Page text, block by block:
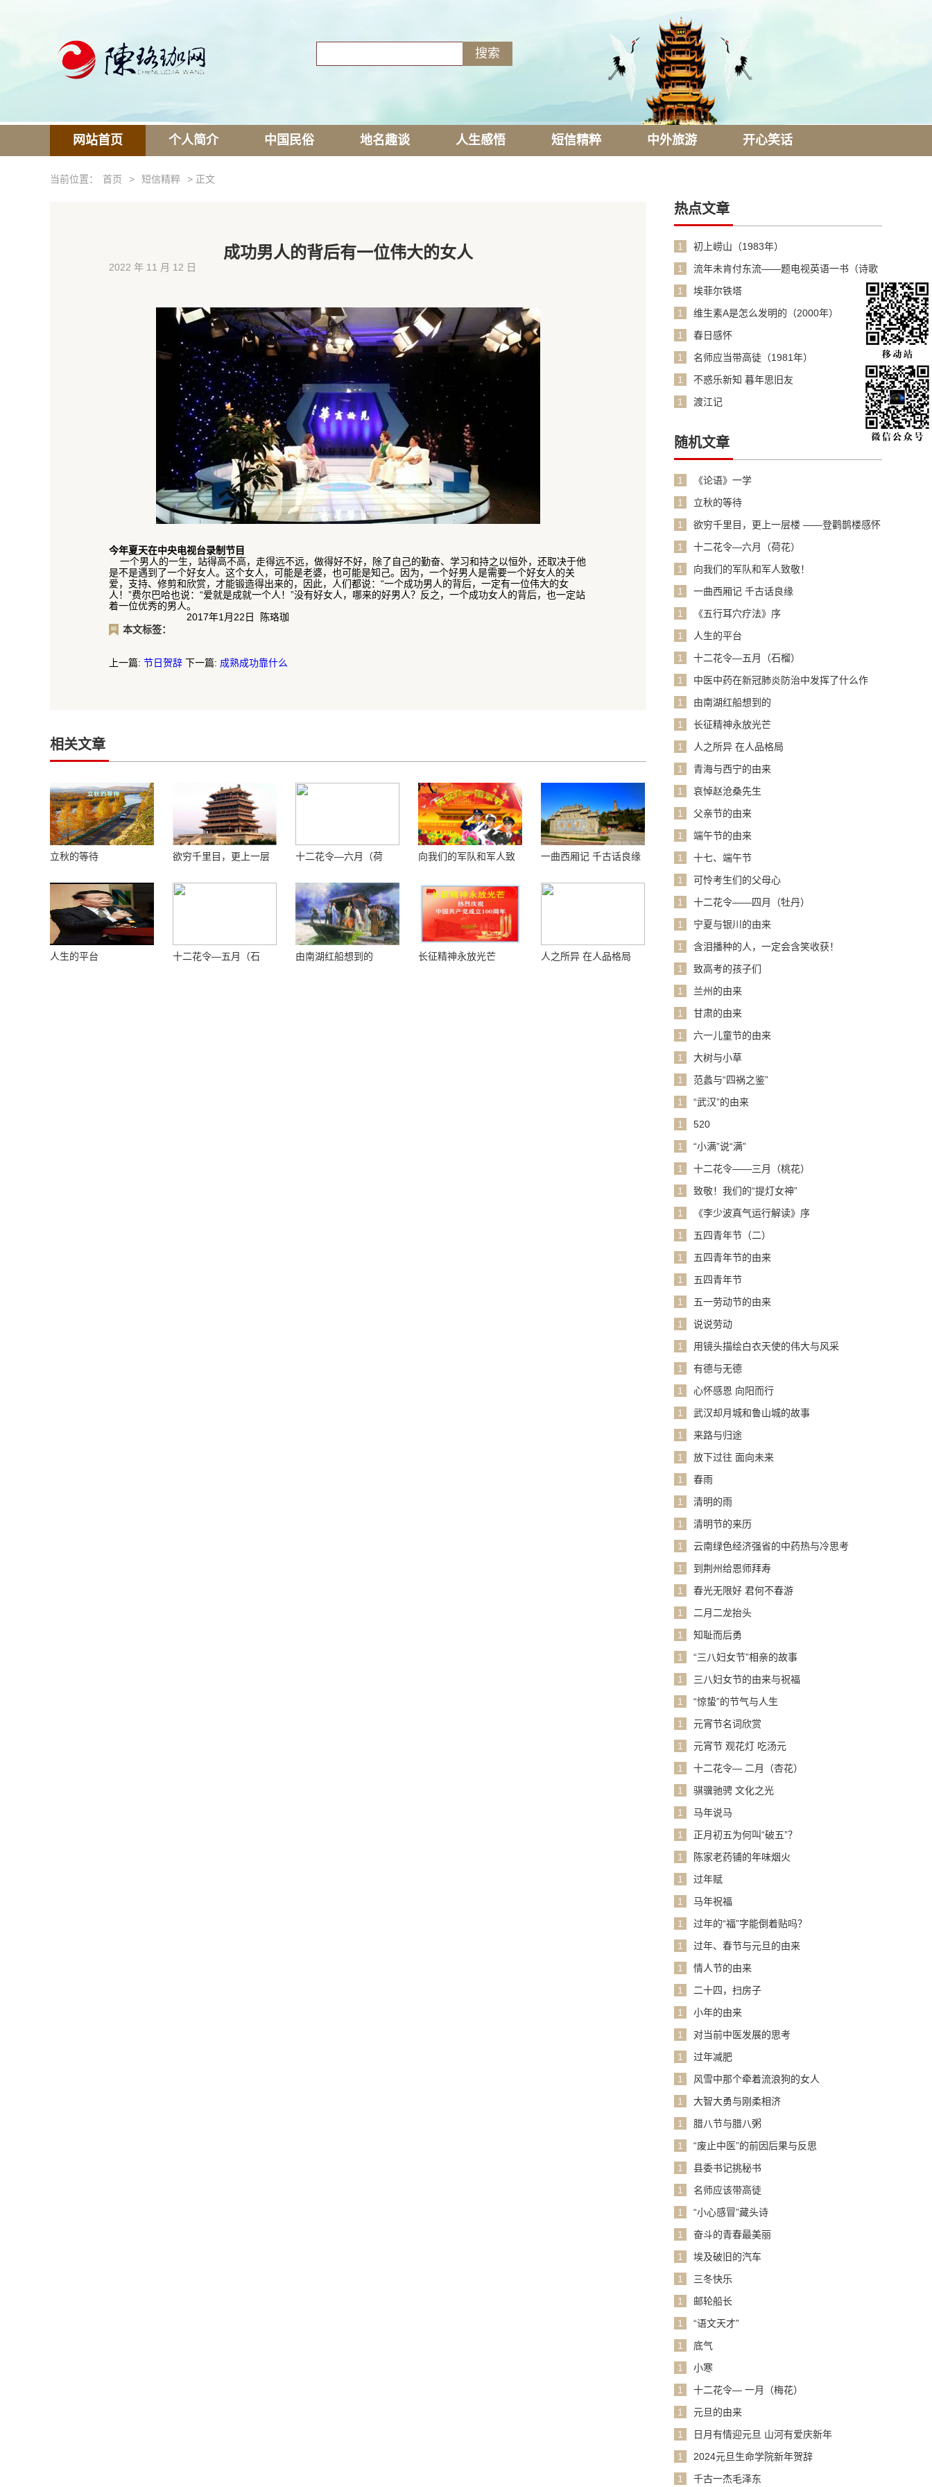
网站首页 个人简介 中国民俗 地名趣谈 人生感悟 短信精粹 中外旅游 开心笑话
当前位置： 首页 > 短信精粹 > 正文
成功男人的背后有一位伟大的女人
2022 年 11 月 12 日
今年夏天在中央电视台录制节目
一个男人的一生，站得高不高，走得远不远，做得好不好，除了自己的勤奋、学习和持之以恒外，还取决于他
是不是遇到了一个好女人。这个女人，可能是老婆，也可能是知己。因为，一个好男人是需要一个好女人的关
爱，支持、修剪和欣赏，才能锻造得出来的，因此，人们都说：“一个成功男人的背后，一定有一位伟大的女
人！”费尔巴哈也说：“爱就是成就一个人！”没有好女人，哪来的好男人？反之，一个成功女人的背后，也一定站
着一位优秀的男人。
2017年1月22日 陈珞珈
本文标签：
上一篇: 节日贺辞 下一篇: 成熟成功靠什么
相关文章
立秋的等待
欲穷千里目，更上一层
十二花令—六月（荷
向我们的军队和军人致
一曲西厢记 千古话良缘
人生的平台
十二花令—五月（石
由南湖红船想到的 长征精神永放光芒 人之所异 在人品格局
热点文章
1
初上崂山（1983年）
1
流年未肯付东流——题电视英语一书（诗歌
1
埃菲尔铁塔
1
维生素A是怎么发明的（2000年）
1
春日感怀
1
名师应当带高徒（1981年）
1
不惑乐新知 暮年思旧友
1
渡江记
随机文章
1
《论语》一学
1
立秋的等待
1
欲穷千里目，更上一层楼 ——登鹳鹊楼感怀
1
十二花令—六月（荷花）
1
向我们的军队和军人致敬！
1
一曲西厢记 千古话良缘
1
《五行耳穴疗法》序
1
人生的平台
1
十二花令—五月（石榴）
1
中医中药在新冠肺炎防治中发挥了什么作
1
由南湖红船想到的
1
长征精神永放光芒
1
人之所异 在人品格局
1
青海与西宁的由来
1
哀悼赵沧桑先生
1
父亲节的由来
1
端午节的由来
1
十七、端午节
1
可怜考生们的父母心
1
十二花令——四月（牡丹）
1
宁夏与银川的由来
1
含泪播种的人，一定会含笑收获！
1
致高考的孩子们
1
兰州的由来
1
甘肃的由来
1
六一儿童节的由来
1
大树与小草
1
范蠡与“四祸之鉴”
1
“武汉”的由来
1
520
1
“小满”说“满”
1
十二花令——三月（桃花）
1
致敬！我们的“提灯女神”
1
《李少波真气运行解读》序
1
五四青年节（二）
1
五四青年节的由来
1
五四青年节
1
五一劳动节的由来
1
说说劳动
1
用镜头描绘白衣天使的伟大与风采
1
有德与无德
1
心怀感恩 向阳而行
1
武汉却月城和鲁山城的故事
1
来路与归途
1
放下过往 面向未来
1
春雨
1
清明的雨
1
清明节的来历
1
云南绿色经济强省的中药热与冷思考
1
到荆州给恩师拜寿
1
春光无限好 君何不春游
1
二月二龙抬头
1
知耻而后勇
1
“三八妇女节”相亲的故事
1
三八妇女节的由来与祝福
1
“惊蛰”的节气与人生
1
元宵节名词欣赏
1
元宵节 观花灯 吃汤元
1
十二花令— 二月（杏花）
1
骐骥驰骋 文化之光
1
马年说马
1
正月初五为何叫“破五”？
1
陈家老药铺的年味烟火
1
过年赋
1
马年祝福
1
过年的“福”字能倒着贴吗？
1
过年、春节与元旦的由来
1
情人节的由来
1
二十四，扫房子
1
小年的由来
1
对当前中医发展的思考
1
过年减肥
1
风雪中那个牵着流浪狗的女人
1
大智大勇与刚柔相济
1
腊八节与腊八粥
1
“废止中医”的前因后果与反思
1
县委书记挑秘书
1
名师应该带高徒
1
“小心感冒”藏头诗
1
奋斗的青春最美丽
1
埃及破旧的汽车
1
三冬快乐
1
邮轮船长
1
“语文天才”
1
底气
1
小寒
1
十二花令— 一月（梅花）
1
元旦的由来
1
日月有情迎元旦 山河有爱庆新年
1
2024元旦生命学院新年贺辞
1
千古一杰毛泽东